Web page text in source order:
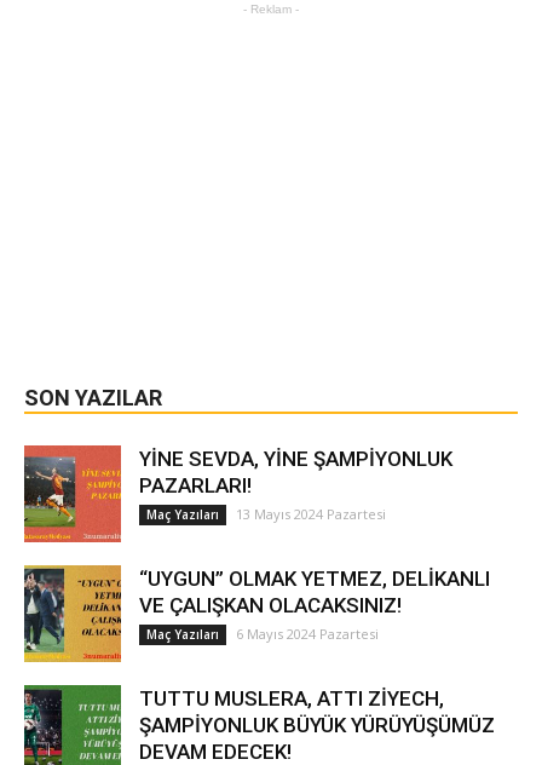
- Reklam -
SON YAZILAR
YİNE SEVDA, YİNE ŞAMPİYONLUK
PAZARLARI!
Maç Yazıları 13 Mayıs 2024 Pazartesi
“UYGUN” OLMAK YETMEZ, DELİKANLI
VE ÇALIŞKAN OLACAKSINIZ!
Maç Yazıları 6 Mayıs 2024 Pazartesi
TUTTU MUSLERA, ATTI ZİYECH,
ŞAMPİYONLUK BÜYÜK YÜRÜYÜŞÜMÜZ
DEVAM EDECEK!